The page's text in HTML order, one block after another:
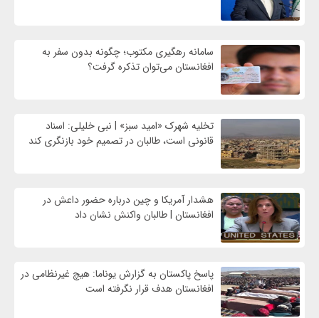
سامانه رهگیری مکتوب؛ چگونه بدون سفر به
افغانستان می‌توان تذکره گرفت؟
تخلیه شهرک «امید سبز» | نبی خلیلی: اسناد
قانونی است، طالبان در تصمیم خود بازنگری کند
هشدار آمریکا و چین درباره حضور داعش در
افغانستان | طالبان واکنش نشان داد
پاسخ پاکستان به گزارش یوناما: هیچ غیرنظامی در
افغانستان هدف قرار نگرفته است